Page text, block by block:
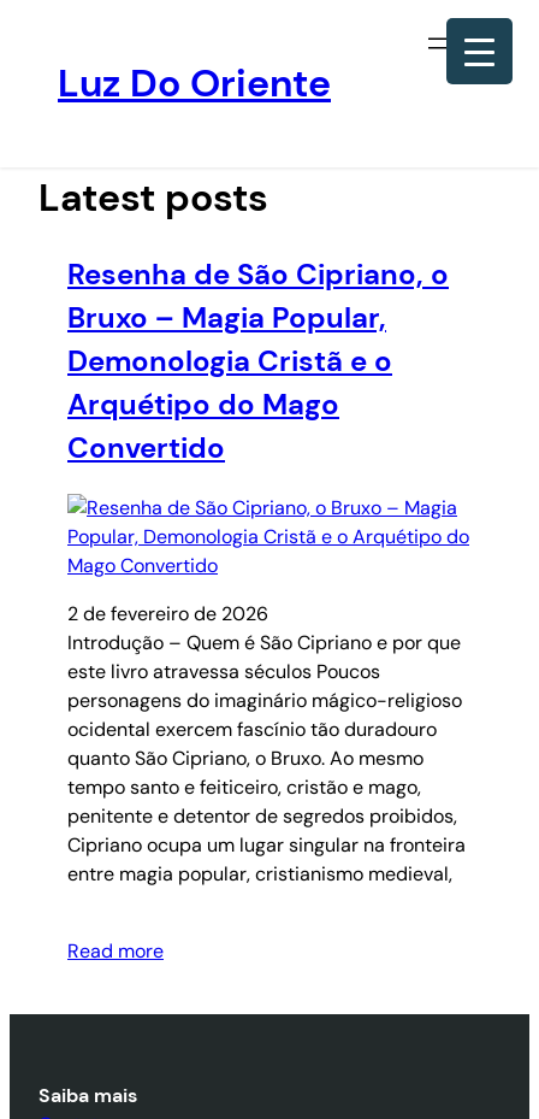
conteúdo
Luz Do Oriente
Latest posts
Resenha de São Cipriano, o
Bruxo – Magia Popular,
Demonologia Cristã e o
Arquétipo do Mago
Convertido
2 de fevereiro de 2026
Introdução – Quem é São Cipriano e por que
este livro atravessa séculos Poucos
personagens do imaginário mágico-religioso
ocidental exercem fascínio tão duradouro
quanto São Cipriano, o Bruxo. Ao mesmo
tempo santo e feiticeiro, cristão e mago,
penitente e detentor de segredos proibidos,
Cipriano ocupa um lugar singular na fronteira
entre magia popular, cristianismo medieval,
Read more
Saiba mais